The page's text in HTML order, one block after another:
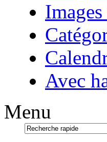
Images
Avec
Menu